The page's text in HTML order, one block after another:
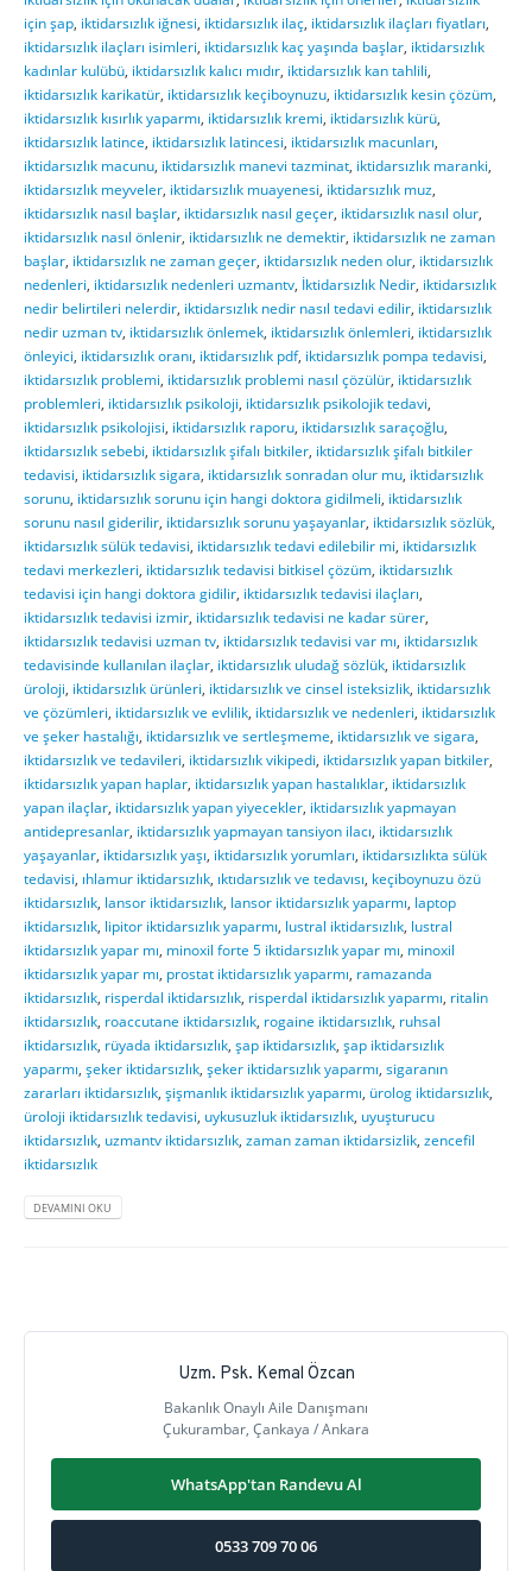
için şap, iktidarsızlık iğnesi, iktidarsızlık ilaç, iktidarsızlık ilaçları fiyatları,
iktidarsızlık ilaçları isimleri, iktidarsızlık kaç yaşında başlar, iktidarsızlık
kadınlar kulübü, iktidarsızlık kalıcı mıdır, iktidarsızlık kan tahlili,
iktidarsızlık karikatür, iktidarsızlık keçiboynuzu, iktidarsızlık kesin çözüm,
iktidarsızlık kısırlık yaparmı, iktidarsızlık kremi, iktidarsızlık kürü,
iktidarsızlık latince, iktidarsızlık latincesi, iktidarsızlık macunları,
iktidarsızlık macunu, iktidarsızlık manevi tazminat, iktidarsızlık maranki,
iktidarsızlık meyveler, iktidarsızlık muayenesi, iktidarsızlık muz,
iktidarsızlık nasıl başlar, iktidarsızlık nasıl geçer, iktidarsızlık nasıl olur,
iktidarsızlık nasıl önlenir, iktidarsızlık ne demektir, iktidarsızlık ne zaman
başlar, iktidarsızlık ne zaman geçer, iktidarsızlık neden olur, iktidarsızlık
nedenleri, iktidarsızlık nedenleri uzmantv, İktidarsızlık Nedir, iktidarsızlık
nedir belirtileri nelerdir, iktidarsızlık nedir nasıl tedavi edilir, iktidarsızlık
nedir uzman tv, iktidarsızlık önlemek, iktidarsızlık önlemleri, iktidarsızlık
önleyici, iktidarsızlık oranı, iktidarsızlık pdf, iktidarsızlık pompa tedavisi,
iktidarsızlık problemi, iktidarsızlık problemi nasıl çözülür, iktidarsızlık
problemleri, iktidarsızlık psikoloji, iktidarsızlık psikolojik tedavi,
iktidarsızlık psikolojisi, iktidarsızlık raporu, iktidarsızlık saraçoğlu,
iktidarsızlık sebebi, iktidarsızlık şifalı bitkiler, iktidarsızlık şifalı bitkiler
tedavisi, iktidarsızlık sigara, iktidarsızlık sonradan olur mu, iktidarsızlık
sorunu, iktidarsızlık sorunu için hangi doktora gidilmeli, iktidarsızlık
sorunu nasıl giderilir, iktidarsızlık sorunu yaşayanlar, iktidarsızlık sözlük,
iktidarsızlık sülük tedavisi, iktidarsızlık tedavi edilebilir mi, iktidarsızlık
tedavi merkezleri, iktidarsızlık tedavisi bitkisel çözüm, iktidarsızlık
tedavisi için hangi doktora gidilir, iktidarsızlık tedavisi ilaçları,
iktidarsızlık tedavisi izmir, iktidarsızlık tedavisi ne kadar sürer,
iktidarsızlık tedavisi uzman tv, iktidarsızlık tedavisi var mı, iktidarsızlık
tedavisinde kullanılan ilaçlar, iktidarsızlık uludağ sözlük, iktidarsızlık
üroloji, iktidarsızlık ürünleri, iktidarsızlık ve cinsel isteksizlik, iktidarsızlık
ve çözümleri, iktidarsızlık ve evlilik, iktidarsızlık ve nedenleri, iktidarsızlık
ve şeker hastalığı, iktidarsızlık ve sertleşmeme, iktidarsızlık ve sigara,
iktidarsızlık ve tedavileri, iktidarsızlık vikipedi, iktidarsızlık yapan bitkiler,
iktidarsızlık yapan haplar, iktidarsızlık yapan hastalıklar, iktidarsızlık
yapan ilaçlar, iktidarsızlık yapan yiyecekler, iktidarsızlık yapmayan
antidepresanlar, iktidarsızlık yapmayan tansiyon ilacı, iktidarsızlık
yaşayanlar, iktidarsızlık yaşı, iktidarsızlık yorumları, iktidarsızlıkta sülük
tedavisi, ıhlamur iktidarsızlık, ıktıdarsızlık ve tedavısı, keçiboynuzu özü
iktidarsızlık, lansor iktidarsızlık, lansor iktidarsızlık yaparmı, laptop
iktidarsızlık, lipitor iktidarsızlık yaparmı, lustral iktidarsızlık, lustral
iktidarsızlık yapar mı, minoxil forte 5 iktidarsızlık yapar mı, minoxil
iktidarsızlık yapar mı, prostat iktidarsızlık yaparmı, ramazanda
iktidarsızlık, risperdal iktidarsızlık, risperdal iktidarsızlık yaparmı, ritalin
iktidarsızlık, roaccutane iktidarsızlık, rogaine iktidarsızlık, ruhsal
iktidarsızlık, rüyada iktidarsızlık, şap iktidarsızlık, şap iktidarsızlık
yaparmı, şeker iktidarsızlık, şeker iktidarsızlık yaparmı, sigaranın
zararları iktidarsızlık, şişmanlık iktidarsızlık yaparmı, ürolog iktidarsızlık,
üroloji iktidarsızlık tedavisi, uykusuzluk iktidarsızlık, uyuşturucu
iktidarsızlık, uzmantv iktidarsızlık, zaman zaman iktidarsizlik, zencefil
iktidarsızlık
DEVAMINI OKU
Uzm. Psk. Kemal Özcan
Bakanlık Onaylı Aile Danışmanı
Çukurambar, Çankaya / Ankara
WhatsApp'tan Randevu Al
0533 709 70 06